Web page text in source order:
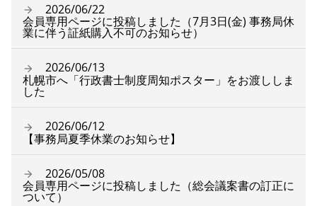
2026/06/22
会員専用ページに投稿しました（7月3日(金) 事務局休
業に伴う証紙購入不可のお知らせ）
2026/06/13
札幌市へ「行政書士制度周知ポスター」をお渡ししま
した
2026/06/12
【事務局夏季休業のお知らせ】
2026/05/08
会員専用ページに投稿しました（総会議案書の訂正に
ついて）